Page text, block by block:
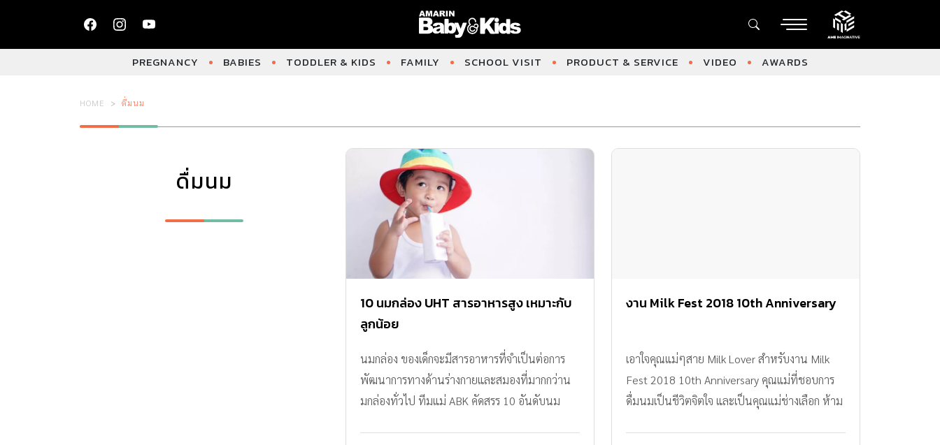
PREGNANCY BABIES TODDLER & KIDS FAMILY SCHOOL VISIT PRODUCT & SERVICE VIDEO AWARDS
HOME ดื่มนม
ดื่มนม
10 นมกล่อง UHT สารอาหารสูง เหมาะกับ
ลูกน้อย
นมกล่อง ของเด็กจะมีสารอาหารที่จำเป็นต่อการ
พัฒนาการทางด้านร่างกายและสมองที่มากกว่าน
มกล่องทั่วไป ทีมแม่ ABK คัดสรร 10 อันดับนม
งาน Milk Fest 2018 10th Anniversary
เอาใจคุณแม่ๆสาย Milk Lover สำหรับงาน Milk
Fest 2018 10th Anniversary คุณแม่ที่ชอบการ
ดื่มนมเป็นชีวิตจิตใจ และเป็นคุณแม่ช่างเลือก ห้าม